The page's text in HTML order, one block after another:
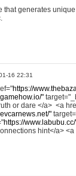
that generates
16 22:31
https://
"
or dare </a> <a
"
https://
hint</a> <a